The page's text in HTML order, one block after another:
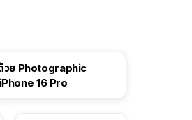
วย Photographic
16 Pro